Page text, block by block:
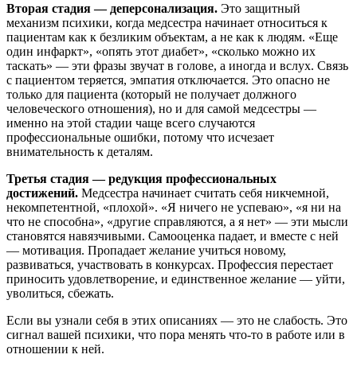
Вторая стадия — деперсонализация. Это защитный
механизм психики, когда медсестра начинает относиться к
пациентам как к безликим объектам, а не как к людям. «Еще
один инфаркт», «опять этот диабет», «сколько можно их
таскать» — эти фразы звучат в голове, а иногда и вслух. Связь
с пациентом теряется, эмпатия отключается. Это опасно не
только для пациента (который не получает должного
человеческого отношения), но и для самой медсестры —
именно на этой стадии чаще всего случаются
профессиональные ошибки, потому что исчезает
внимательность к деталям.
Третья стадия — редукция профессиональных
достижений. Медсестра начинает считать себя никчемной,
некомпетентной, «плохой». «Я ничего не успеваю», «я ни на
что не способна», «другие справляются, а я нет» — эти мысли
становятся навязчивыми. Самооценка падает, и вместе с ней
— мотивация. Пропадает желание учиться новому,
развиваться, участвовать в конкурсах. Профессия перестает
приносить удовлетворение, и единственное желание — уйти,
уволиться, сбежать.
Если вы узнали себя в этих описаниях — это не слабость. Это
сигнал вашей психики, что пора менять что-то в работе или в
отношении к ней.